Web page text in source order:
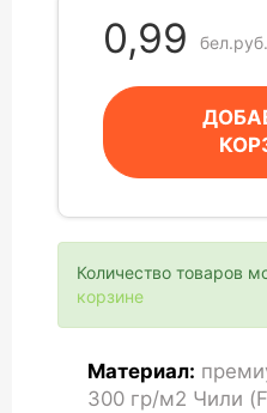
0,99 бел.руб.
Количество товаров
корзине
Материал:
300 гр/м2 Чили